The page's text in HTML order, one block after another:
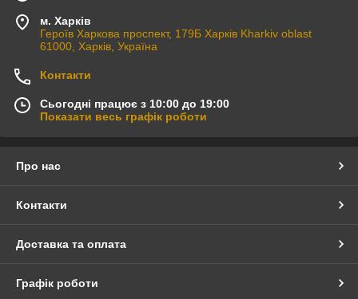
м. Харків
Героїв Харкова проспект, 179Б Харків Kharkiv oblast
61000, Харків, Україна
Контакти
Сьогодні працює з 10:00 до 19:00
Показати весь графік роботи
Про нас
Контакти
Доставка та оплата
Графік роботи